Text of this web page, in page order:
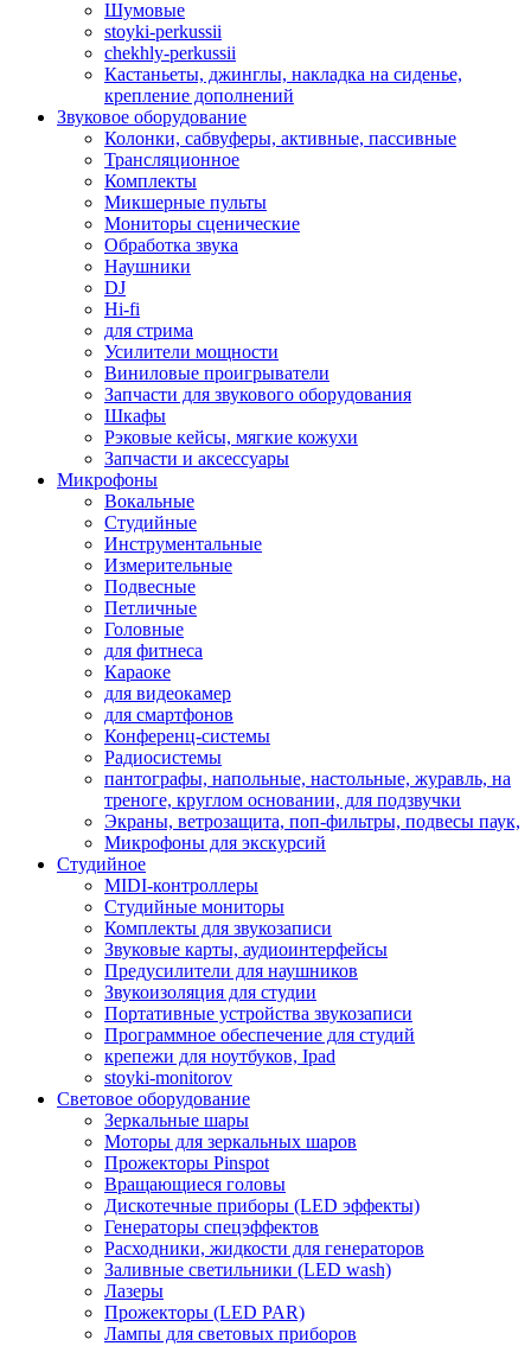
Шумовые
stoyki-perkussii
chekhly-perkussii
Кастаньеты, джинглы, накладка на сиденье,
крепление дополнений
Звуковое оборудование
Колонки, сабвуферы, активные, пассивные
Трансляционное
Комплекты
Микшерные пульты
Мониторы сценические
Обработка звука
Наушники
DJ
Hi-fi
для стрима
Усилители мощности
Виниловые проигрыватели
Запчасти для звукового оборудования
Шкафы
Рэковые кейсы, мягкие кожухи
Запчасти и аксессуары
Микрофоны
Вокальные
Студийные
Инструментальные
Измерительные
Подвесные
Петличные
Головные
для фитнеса
Караоке
для видеокамер
для смартфонов
Конференц-системы
Радиосистемы
пантографы, напольные, настольные, журавль, на
треноге, круглом основании, для подзвучки
Экраны, ветрозащита, поп-фильтры, подвесы паук,
Микрофоны для экскурсий
Студийное
MIDI-контроллеры
Студийные мониторы
Комплекты для звукозаписи
Звуковые карты, аудиоинтерфейсы
Предусилители для наушников
Звукоизоляция для студии
Портативные устройства звукозаписи
Программное обеспечение для студий
крепежи для ноутбуков, Ipad
stoyki-monitorov
Световое оборудование
Зеркальные шары
Моторы для зеркальных шаров
Прожекторы Pinspot
Вращающиеся головы
Дискотечные приборы (LED эффекты)
Генераторы спецэффектов
Расходники, жидкости для генераторов
Заливные светильники (LED wash)
Лазеры
Прожекторы (LED PAR)
Лампы для световых приборов